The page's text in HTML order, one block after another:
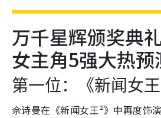
万千星辉颁奖典
女主角5强大热预
第一位：《新闻女
佘诗曼在《新闻女王²》中再度饰